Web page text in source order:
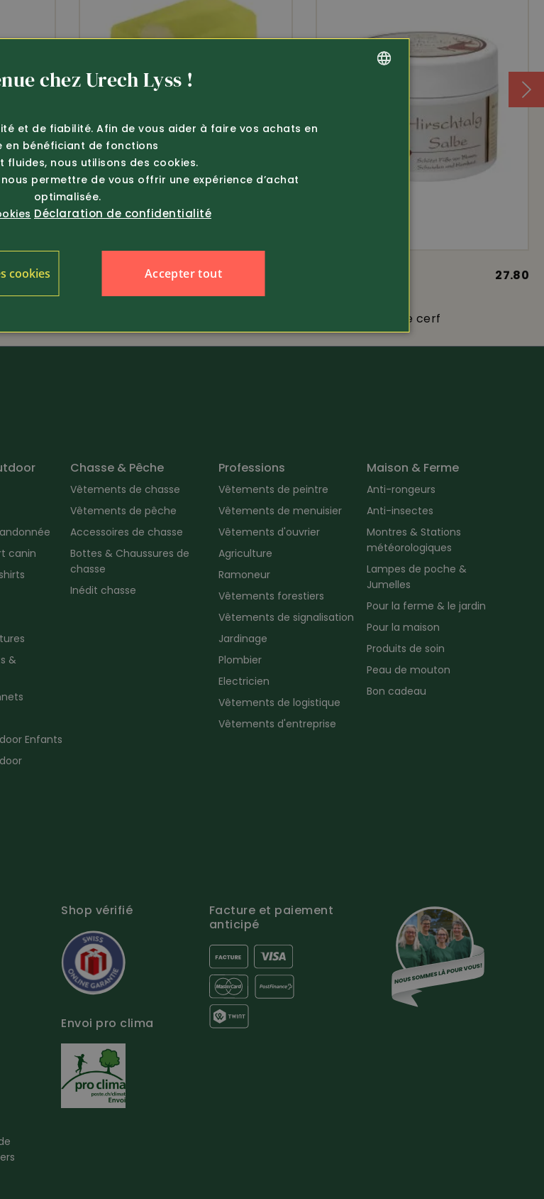
29.80 27.80
Baume de suif de cerf
canin
&
Enfants
Chasse & Pêche
Vêtements de chasse
Vêtements de pêche
Accessoires de chasse
Bottes & Chaussures de
chasse
Inédit chasse
Professions
Vêtements de peintre
Vêtements de menuisier
Vêtements d'ouvrier
Agriculture
Ramoneur
Vêtements forestiers
Vêtements de signalisation
Jardinage
Plombier
Electricien
Vêtements de logistique
Vêtements d'entreprise
Maison & Ferme
Anti-rongeurs
Anti-insectes
Montres & Stations
météorologiques
Lampes de poche &
Jumelles
Pour la ferme & le jardin
Pour la maison
Produits de soin
Peau de mouton
Bon cadeau
Shop vérifié
Envoi pro clima
Facture et paiement
anticipé
chez Urech Lyss !
et de fiabilité. Afin de vous aider à faire vos achats en
en bénéficiant de fonctions
fluides, nous utilisons des cookies.
permettre de vous offrir une expérience d’achat
optimalisée.
Déclaration de confidentialité
Accepter tout
cookies